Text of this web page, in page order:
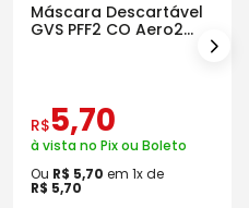
Máscara Descartável
GVS PFF2 CO Aero2
R$5,70
à vista no Pix ou Boleto
Ou R$ 5,70 em 1x de
R$ 5,70